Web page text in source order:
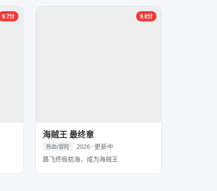
9.7分 9.8分
海贼王 最终章
热血/冒险
2026 · 更新中
路飞终极航海，成为海贼王